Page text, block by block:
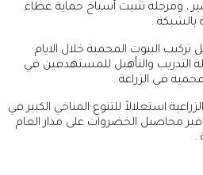
، ومرحلة تثبيت أسياخ حماية غطاء
بالشبكة .
البيوت المحمية خلال الايام
التدريب والتأهيل للمستهدفين في
في الزراعة .
استغلالاً للتنوع المناخي الكبير في
محاصيل الخضروات على مدار العام
.